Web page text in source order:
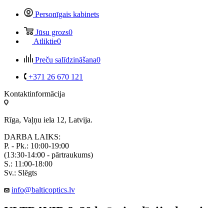
Personīgais kabinets
Jūsu grozs0
Atliktie0
Preču salīdzināšana0
+371 26 670 121
Kontaktinformācija
Rīga, Vaļņu iela 12, Latvija.
DARBA LAIKS:
P. - Pk.: 10:00-19:00
(13:30-14:00 - pārtraukums)
S.: 11:00-18:00
Sv.: Slēgts
info@balticoptics.lv